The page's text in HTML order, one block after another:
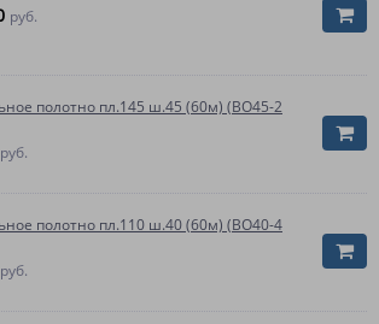
руб.
полотно пл.145 ш.45 (60м) (ВО45-2
руб.
полотно пл.110 ш.40 (60м) (ВО40-4
руб.